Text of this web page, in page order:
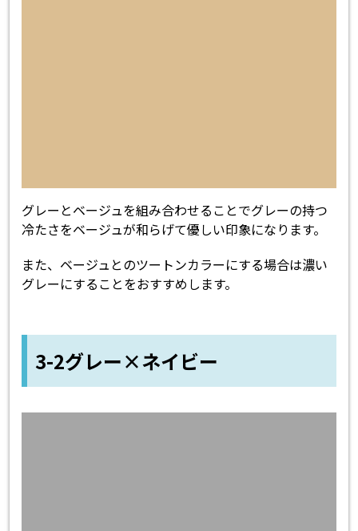
グレーとベージュを組み合わせることでグレーの持つ
冷たさをベージュが和らげて優しい印象になります。
また、ベージュとのツートンカラーにする場合は濃い
グレーにすることをおすすめします。
3-2グレー×ネイビー